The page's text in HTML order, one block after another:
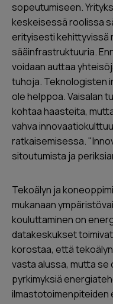
sopeutumiseen.
keskeisessä roolissa
erityisesti kehittyvissä
sääinfrastruktuuria.
voidaan auttaa
tuhoja. Teknologisten
ole helppoa. Vaisalan
kohtaa haasteita,
vahva
ratkaisemisessa.
sitoutumista ja
Tekoälyn ja
mukanaan
kouluttaminen on
datakeskukset
korostaa, että
vasta alussa, mutta se
pyrkimyksiä
ilmastotoimenpiteiden